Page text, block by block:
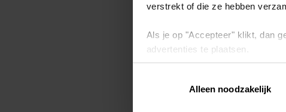
verstrekt of die ze hebben
Als je op "Accepteer" klikt, dan
advertenties te plaatsen.
Via "Cookie instellingen" kun je
Alleen noodzakelijk